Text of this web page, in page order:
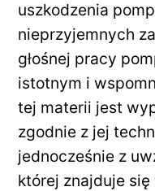
uszkodzenia
nieprzyjemnych
głośnej pracy
istotnym i
tej materii jest
zgodnie z jej
jednocześnie z
której znajduje